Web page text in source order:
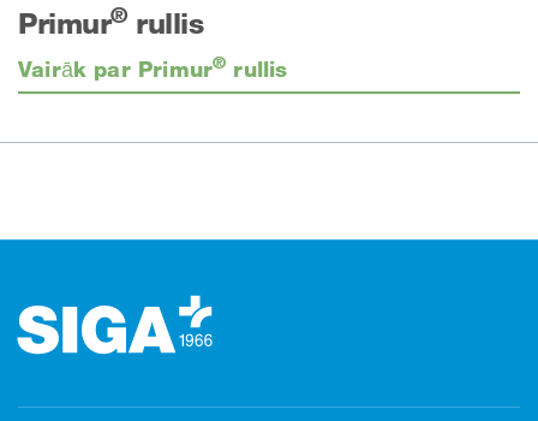
Primur®rullis
Vairāk par Primur® rullis